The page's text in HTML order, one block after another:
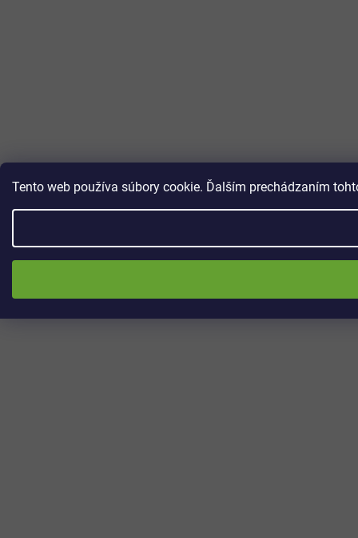
Tento web používa súbory cookie. Ďalším prechádzaním